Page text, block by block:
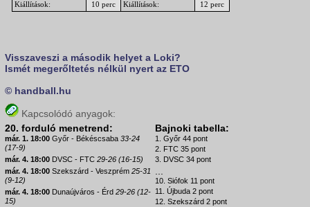
Kiállítások:
10 perc Kiállítások: 12 perc
Visszaveszi a második helyet a Loki?
Ismét megerőltetés nélkül nyert az ETO
© handball.hu
Kapcsolódó anyagok:
20. forduló menetrend:
már. 1. 18:00 Győr - Békéscsaba 33-24
(17-9)
már. 4. 18:00 DVSC - FTC 29-26 (16-15)
már. 4. 18:00 Szekszárd - Veszprém 25-31
(9-12)
már. 4. 18:00 Dunaújváros - Érd 29-26 (12-
15)
Bajnoki tabella:
1. Győr 44 pont
2. FTC 35 pont
3. DVSC 34 pont
...
10. Siófok 11 pont
11. Újbuda 2 pont
12. Szekszárd 2 pont